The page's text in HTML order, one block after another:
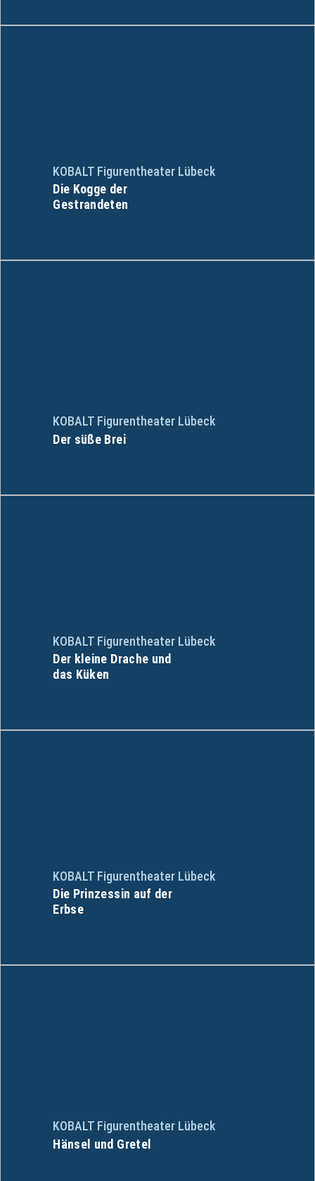
KOBALT Figurentheater Lübeck
Die Kogge der
Gestrandeten
KOBALT Figurentheater Lübeck
Der süße Brei
KOBALT Figurentheater Lübeck
Der kleine Drache und
das Küken
KOBALT Figurentheater Lübeck
Die Prinzessin auf der
Erbse
KOBALT Figurentheater Lübeck
Hänsel und Gretel